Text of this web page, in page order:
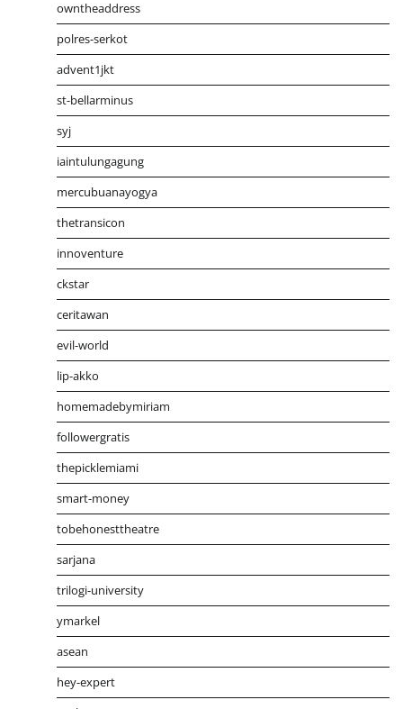
owntheaddress
polres-serkot
advent1jkt
st-bellarminus
syj
iaintulungagung
mercubuanayogya
thetransicon
innoventure
ckstar
ceritawan
evil-world
lip-akko
homemadebymiriam
followergratis
thepicklemiami
smart-money
tobehonesttheatre
sarjana
trilogi-university
ymarkel
asean
hey-expert